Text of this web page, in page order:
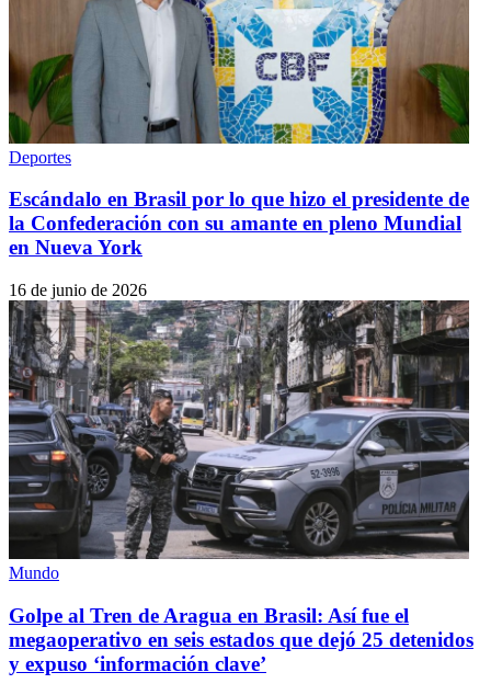
Deportes
Escándalo en Brasil por lo que hizo el presidente de
la Confederación con su amante en pleno Mundial
en Nueva York
16 de junio de 2026
Mundo
Golpe al Tren de Aragua en Brasil: Así fue el
megaoperativo en seis estados que dejó 25 detenidos
y expuso ‘información clave’